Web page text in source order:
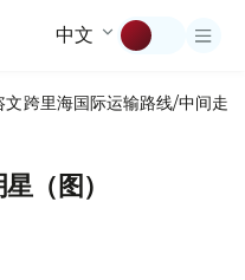
中文
文跨里海国际运输路线/中间走廊
（图）